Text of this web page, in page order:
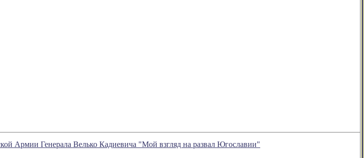
Армии Генерала Велько Кадиевича "Мой взгляд на развал Югославии"